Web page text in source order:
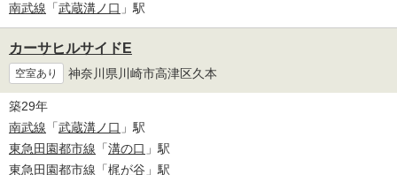
南武線 「武蔵溝ノ口 」駅
カーサヒルサイドE
空室あり 神奈川県川崎市高津区久本
築29年
南武線 「武蔵溝ノ口 」駅
東急田園都市線 「溝の口 」駅
東急田園都市線 「梶が谷 」駅